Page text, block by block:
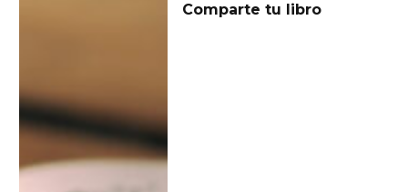
Comparte tu libro